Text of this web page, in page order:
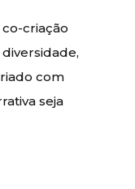
criação
com
seja